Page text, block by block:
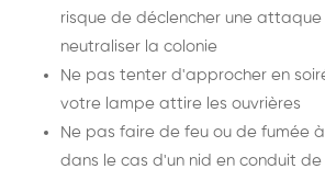
risque de déclencher une
neutraliser la colonie
Ne pas tenter d'approcher en
votre lampe attire les ouvrières
Ne pas faire de feu ou de fumée
dans le cas d'un nid en conduit de